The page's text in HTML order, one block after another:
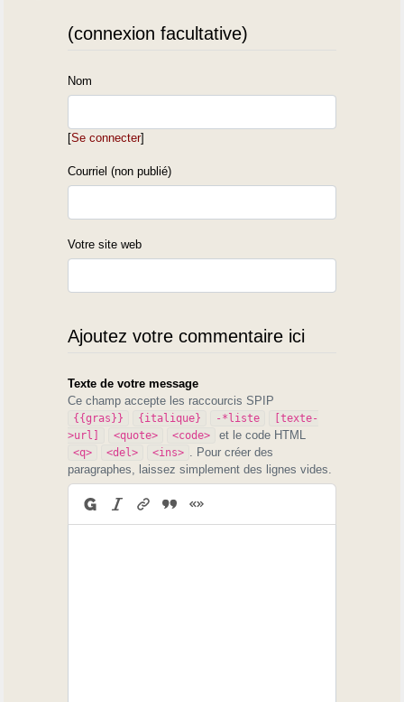
(connexion facultative)
Nom
[Se connecter]
Courriel (non publié)
Votre site web
Ajoutez votre commentaire ici
Texte de votre message
Ce champ accepte les raccourcis SPIP
{{gras}} {italique} -*liste
[texte-
>url]
<quote> <code> et le code HTML
<q> <del> <ins>
. Pour créer des
paragraphes, laissez simplement des lignes vides.